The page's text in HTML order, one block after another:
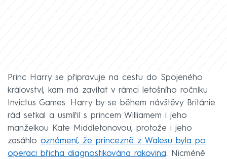
Princ Harry se připravuje na cestu do Spojeného
království, kam má zavítat v rámci letošního ročníku
Invictus Games. Harry by se během návštěvy Británie
rád setkal a usmířil s princem Williamem i jeho
manželkou Kate Middletonovou, protože i jeho
zasáhlo oznámení, že princezně z Walesu byla po
operaci břicha diagnostikována rakovina. Nicméně